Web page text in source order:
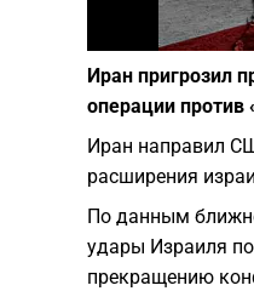
Иран пригрозил
операции против
Иран направил
расширения
По данным
удары Израиля
прекращению